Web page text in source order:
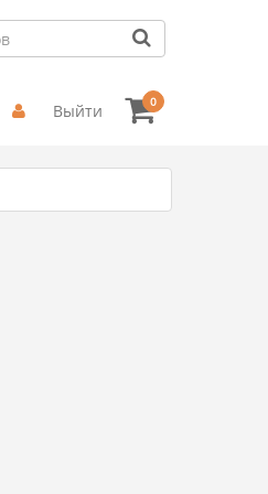
Выйти 0